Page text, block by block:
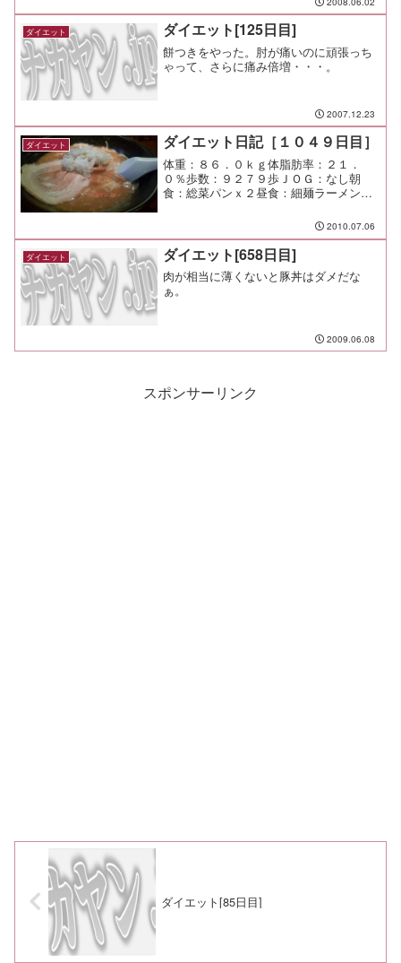
ダイエット ダイエット[125日目]
餅つきをやった。肘が痛いのに頑張っち
ゃって、さらに痛み倍増・・・。
2007.12.23
ダイエット ダイエット日記［１０４９日目］
体重：８６．０ｋｇ体脂肪率：２１．
０％歩数：９２７９歩ＪＯＧ：なし朝
食：総菜パンｘ２昼食：細麺ラーメン大
ューハイｘ２、餃子、子供の残り物少々
間食：メモ：もう綺麗事を言うのはやめ
た方が良いと思うんだ。 いい...
2010.07.06
ダイエット ダイエット[658日目]
肉が相当に薄くないと豚丼はダメだな
ぁ。
2009.06.08
スポンサーリンク
ダイエット[85日目]